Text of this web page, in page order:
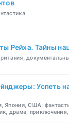
Рейха. Тайны
Успеть
Япония, США,
драма,